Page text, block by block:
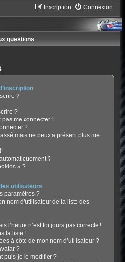
Connexion
Inscription
questions
?
?
pas me connecter !
?
mais ne peux à présent plus me
?
» ?
utilisateurs
paramètres ?
nom d’utilisateur de la liste des
l’heure n’est toujours pas correcte !
la liste !
à côté de mon nom d’utilisateur ?
?
puis-je le modifier ?